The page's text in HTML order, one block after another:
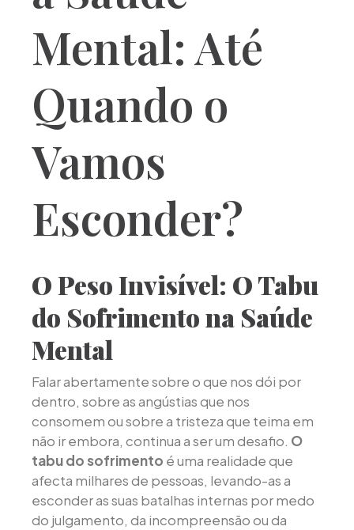
Mental: Até
Quando o
Vamos
Esconder?
O Peso Invisível: O Tabu
do Sofrimento na Saúde
Mental
Falar abertamente sobre o que nos dói por
dentro, sobre as angústias que nos
consomem ou sobre a tristeza que teima em
não ir embora, continua a ser um desafio. O
tabu do sofrimento é uma realidade que
afecta milhares de pessoas, levando-as a
esconder as suas batalhas internas por medo
do julgamento, da incompreensão ou da